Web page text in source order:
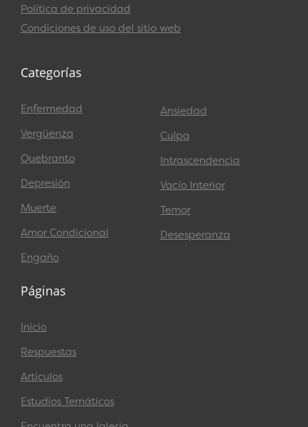
Política de privacidad
Condiciones de uso del sitio web
Categorías
Enfermedad
Vergüenza
Quebranto
Depresión
Muerte
Amor Condicional
Engaño
Ansiedad
Culpa
Intrascendencia
Vacío Interior
Temor
Desesperanza
Páginas
Inicio
Respuestas
Artículos
Estudios Temáticos